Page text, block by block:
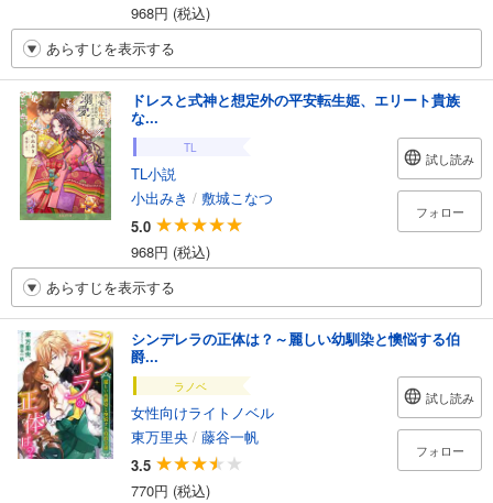
968円 (税込)
あらすじを表示する
ドレスと式神と想定外の平安転生姫、エリート貴族
な...
TL
TL小説
小出みき / 敷城こなつ
5.0
968円 (税込)
試し読み
フォロー
あらすじを表示する
シンデレラの正体は？～麗しい幼馴染と懊悩する伯
爵...
ラノベ
女性向けライトノベル
東万里央 / 藤谷一帆
3.5
770円 (税込)
試し読み
フォロー